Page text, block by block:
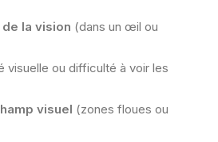
la vision (dans un œil ou
visuelle ou difficulté à voir les
visuel (zones floues ou